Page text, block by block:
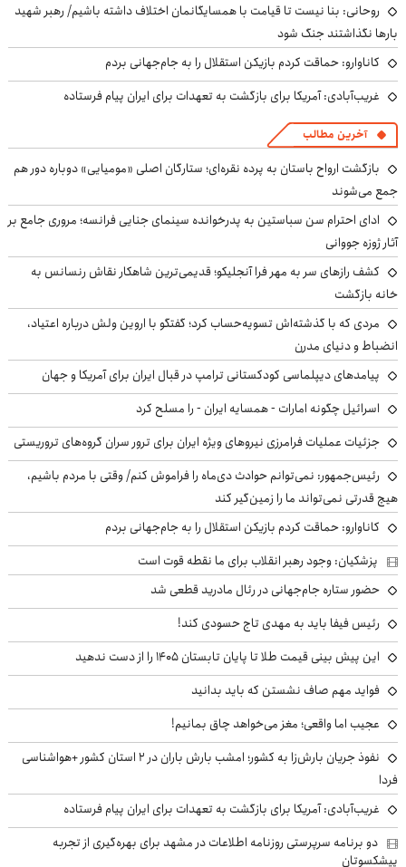
روحانی: بنا نیست تا قیامت با همسایگانمان اختلاف داشته باشیم/ رهبر شهید
بارها نگذاشتند جنگ شود
کاناوارو: حماقت کردم بازیکن استقلال را به جام‌جهانی بردم
غریب‌آبادی: آمریکا برای بازگشت به تعهدات برای ایران پیام فرستاده
آخرین مطالب
بازگشت ارواح باستان به پرده نقره‌ای؛ ستارگان اصلی «مومیایی» دوباره دور هم
جمع می‌شوند
ادای احترام سن سباستین به پدرخوانده سینمای جنایی فرانسه؛ مروری جامع بر
آثار ژوزه جووانی
کشف رازهای سر به مهر فرا آنجلیکو؛ قدیمی‌ترین شاهکار نقاش رنسانس به
خانه بازگشت
مردی که با گذشته‌اش تسویه‌حساب کرد؛ گفتگو با اروین ولش درباره اعتیاد،
انضباط و دنیای مدرن
پیامدهای دیپلماسی کودکستانی ترامپ در قبال ایران برای آمریکا و جهان
اسرائیل چگونه امارات - همسایه ایران - را مسلح کرد
جزئیات عملیات فرامرزی نیروهای ویژه ایران برای ترور سران گروه‌های تروریستی
رئیس‌جمهور: نمی‌توانم حوادث دی‌ماه را فراموش کنم/ وقتی با مردم باشیم،
هیچ قدرتی نمی‌تواند ما را زمین‌گیر کند
کاناوارو: حماقت کردم بازیکن استقلال را به جام‌جهانی بردم
پزشکیان: وجود رهبر انقلاب برای ما نقطه قوت است
حضور ستاره جام‌جهانی در رئال مادرید قطعی شد
رئیس فیفا باید به مهدی تاج حسودی کند!
این پیش بینی قیمت طلا تا پایان تابستان ۱۴۰۵ را از دست ندهید
فواید مهم صاف نشستن که باید بدانید
عجیب اما واقعی؛ مغز می‌خواهد چاق بمانیم!
نفوذ جریان بارش‌زا به کشور؛ امشب بارش باران در ۲ استان کشور +هواشناسی
فردا
غریب‌آبادی: آمریکا برای بازگشت به تعهدات برای ایران پیام فرستاده
دو برنامه سرپرستی روزنامه اطلاعات در مشهد برای بهره‌گیری از تجربه
پیشکسوتان